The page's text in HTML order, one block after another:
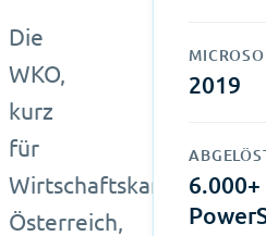
Die
WKO,
kurz
für
Wirtschaftskammer
Österreich,
2019